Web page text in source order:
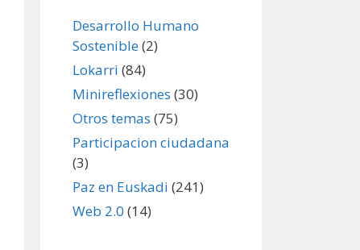
Desarrollo Humano
Sostenible(2)
Lokarri (84)
Minireflexiones (30)
Otros temas (75)
Participacion ciudadana
(3)
Paz en Euskadi (241)
Web 2.0 (14)